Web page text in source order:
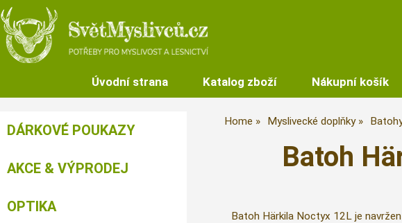
Úvodní strana Katalog zboží Nákupní košík
Home Myslivecké doplňky
Batoh
Batoh Härkila Noctyx 12L je
DÁRKOVÉ POUKAZY
AKCE & VÝPRODEJ
OPTIKA